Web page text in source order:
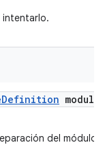
intentarlo.
Definition module
del módulo.